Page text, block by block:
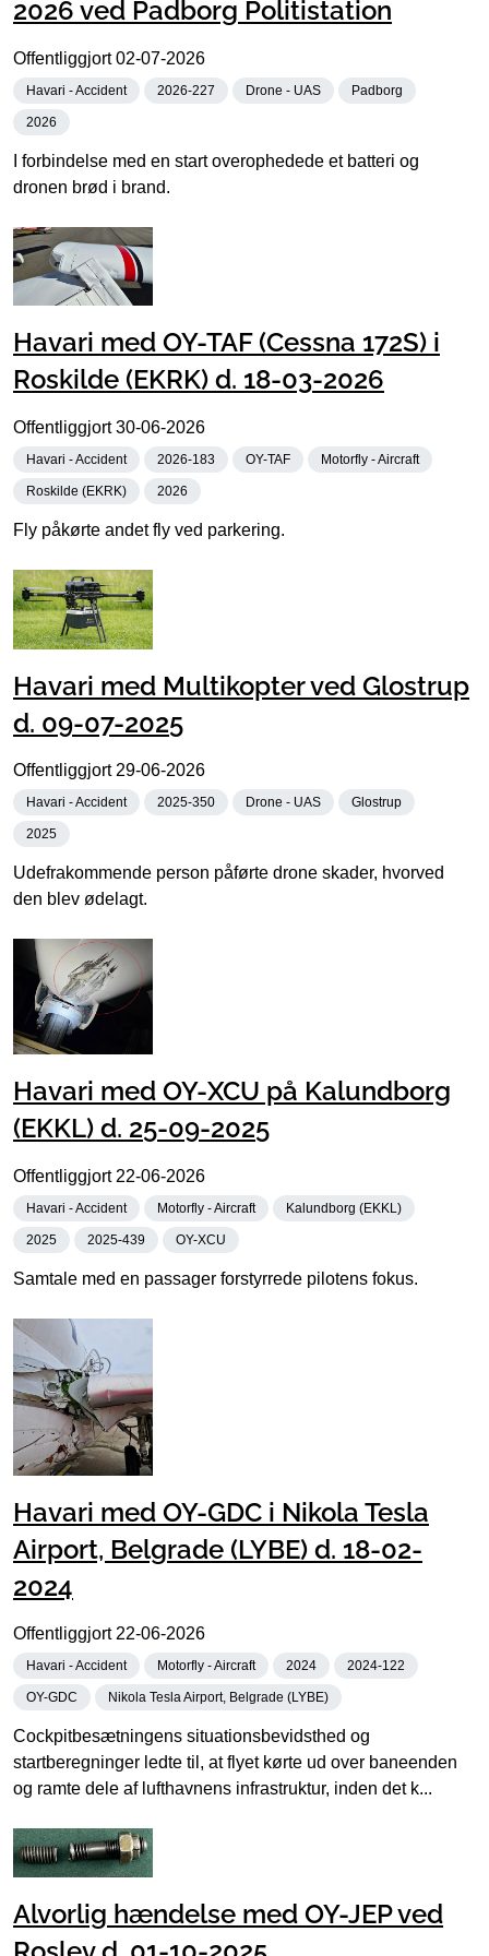
2026 ved Padborg Politistation
Offentliggjort02-07-2026
Havari - Accident 2026-227 Drone - UAS Padborg
2026
I forbindelse med en start overophedede et batteri og
dronen brød i brand.
Havari med OY-TAF (Cessna 172S) i
Roskilde (EKRK) d. 18-03-2026
Offentliggjort30-06-2026
Havari - Accident 2026-183 OY-TAF Motorfly - Aircraft
Roskilde (EKRK) 2026
Fly påkørte andet fly ved parkering.
Havari med Multikopter ved Glostrup
d. 09-07-2025
Offentliggjort 29-06-2026
Havari - Accident 2025-350 Drone - UAS Glostrup
2025
Udefrakommende person påførte drone skader, hvorved
den blev ødelagt.
Havari med OY-XCU på Kalundborg
(EKKL) d. 25-09-2025
Offentliggjort 22-06-2026
Havari - Accident Motorfly - Aircraft Kalundborg (EKKL)
2025 2025-439 OY-XCU
Samtale med en passager forstyrrede pilotens fokus.
Havari med OY-GDC i Nikola Tesla
Airport, Belgrade (LYBE) d. 18-02-
2024
Offentliggjort 22-06-2026
Havari - Accident Motorfly - Aircraft 2024 2024-122
OY-GDC Nikola Tesla Airport, Belgrade (LYBE)
Cockpitbesætningens situationsbevidsthed og
startberegninger ledte til, at flyet kørte ud over baneenden
og ramte dele af lufthavnens infrastruktur, inden det k...
Alvorlig hændelse med OY-JEP ved